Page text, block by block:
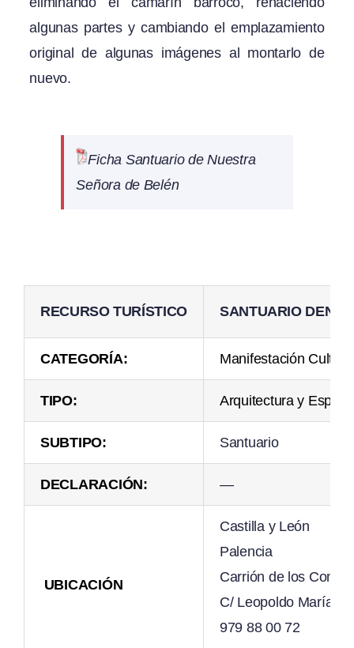
algunas partes y cambiando el emplazamiento
original de algunas imágenes al montarlo de
nuevo.
Ficha Santuario de Nuestra
Señora de Belén
RECURSO TURÍSTICO SANTUARIO DE
CATEGORÍA: Manifestación
TIPO: Arquitectura y
SUBTIPO: Santuario
DECLARACIÓN: —
UBICACIÓN
Castilla y León
Palencia
Carrión de los
C/ Leopoldo María
979 88 00 72